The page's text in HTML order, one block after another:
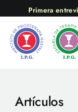
contenido
Primera
Artículos